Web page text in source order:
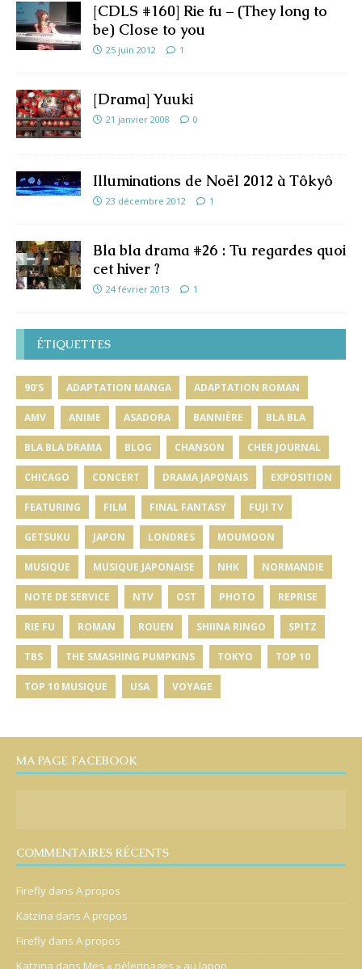
[CDLS #160] Rie fu – (They long to
be) Close to you
25 juin 2012 1
[Drama] Yuuki
21 janvier 2008 0
Illuminations de Noël 2012 à Tôkyô
23 décembre 2012 1
Bla bla drama #26 : Tu regardes quoi
cet hiver ?
24 février 2013 1
ÉTIQUETTES
90'S ADAPTATION MANGA ADAPTATION ROMAN
AMV ANIME ASADORA BANNIÈRE BLA BLA
BLA BLA DRAMA BLOG CHANSON CHER JOURNAL
CHICAGO CONCERT DRAMA JAPONAIS EXPOSITION
FEATURING FILM FINAL FANTASY FUJI TV
GETSUKU JAPON LONDRES MOUMOON
MUSIQUE MUSIQUE JAPONAISE NHK NORMANDIE
NOTE DE SERVICE NTV OST PHOTO REPRISE
RIE FU ROMAN ROUEN SHIINA RINGO SPITZ
TBS THE SMASHING PUMPKINS TOKYO TOP 10
TOP 10 MUSIQUE USA VOYAGE
MA PAGE FACEBOOK
COMMENTAIRES RÉCENTS
Firefly dans A propos
Katzina dans A propos
Firefly dans A propos
Katzina dans Mes « pèlerinages » au Japon